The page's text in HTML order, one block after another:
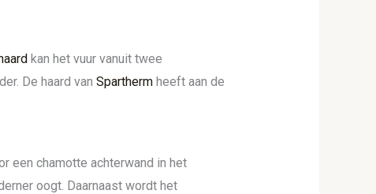
kan het vuur vanuit twee
De haard van Sparthermheeft aan de
een chamotte achterwand in het
oogt. Daarnaast wordt het